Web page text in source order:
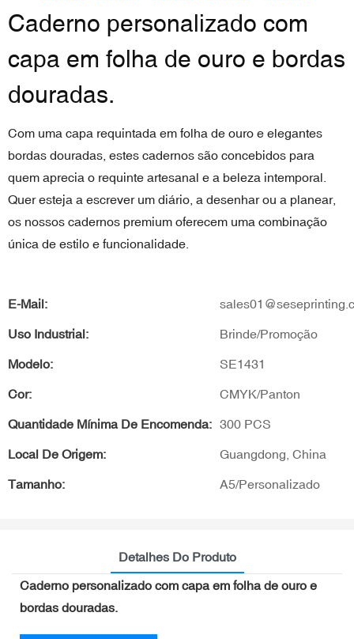
Caderno personalizado com
capa em folha de ouro e bordas
douradas.
Com uma capa requintada em folha de ouro e elegantes
bordas douradas, estes cadernos são concebidos para
quem aprecia o requinte artesanal e a beleza intemporal.
Quer esteja a escrever um diário, a desenhar ou a planear,
os nossos cadernos premium oferecem uma combinação
única de estilo e funcionalidade.
E-Mail:
Uso Industrial: Brinde/Promoção
Modelo: SE1431
Cor: CMYK/Panton
Quantidade Mínima De Encomenda: 300 PCS
Local De Origem: Guangdong, China
Tamanho: A5/Personalizado
Detalhes Do Produto
Caderno personalizado com capa em folha de ouro e
bordas douradas.